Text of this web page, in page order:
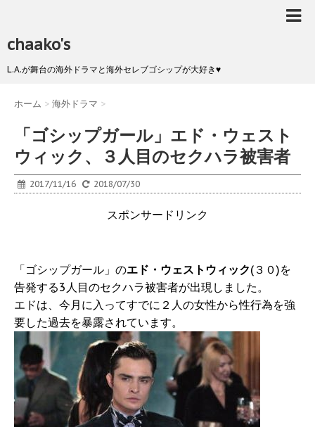
chaako's
L.A.が舞台の海外ドラマと海外セレブゴシップが大好き♥
ホーム > 海外ドラマ >
「ゴシップガール」エド・ウェスト
ウィック、３人目のセクハラ被害者
2017/11/16 2018/07/30
スポンサードリンク
「ゴシップガール」のエド・ウェストウィック(３０)を
告発する3人目のセクハラ被害者が出現しました。
エドは、今月に入ってすでに２人の女性から性行為を強
要した過去を暴露されています。